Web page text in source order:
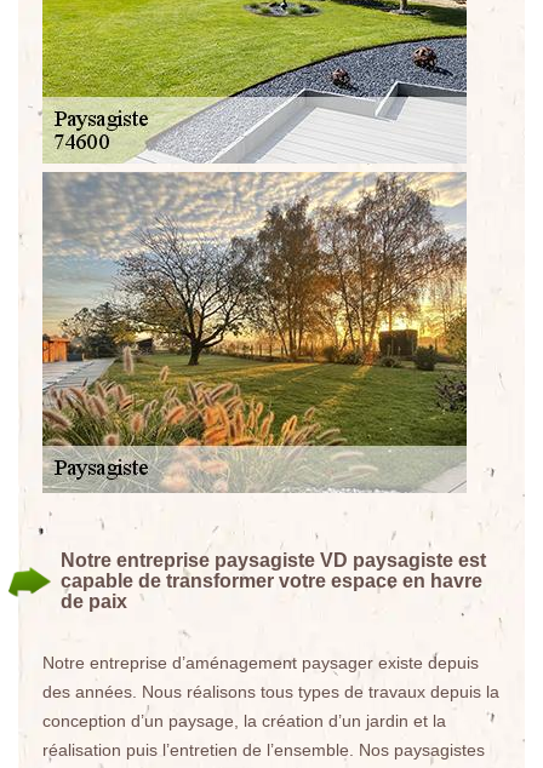
Notre entreprise paysagiste VD paysagiste est
capable de transformer votre espace en havre
de paix
Notre entreprise d’aménagement paysager existe depuis
des années. Nous réalisons tous types de travaux depuis la
conception d’un paysage, la création d’un jardin et la
réalisation puis l’entretien de l’ensemble. Nos paysagistes